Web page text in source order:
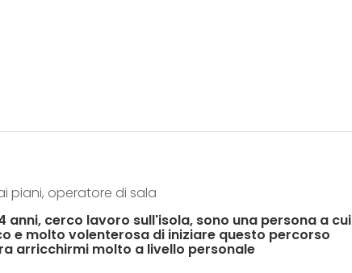
piani, operatore di sala
anni, cerco lavoro sull'isola, sono una persona a cui
e molto volenterosa di iniziare questo percorso
arricchirmi molto a livello personale